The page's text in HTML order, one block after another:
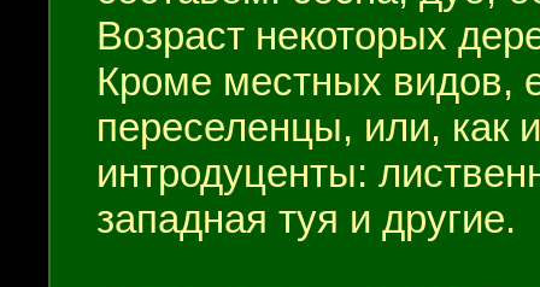
Возраст некоторых
Кроме местных видов,
переселенцы, или, как
интродуценты:
западная туя и другие.